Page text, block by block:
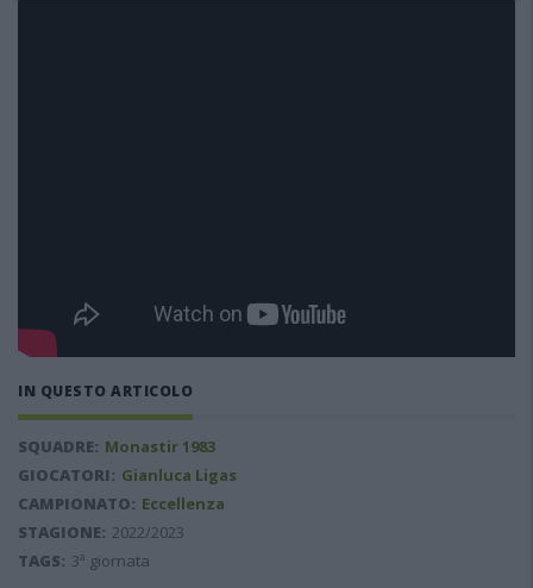
IN QUESTO ARTICOLO
SQUADRE: Monastir 1983
GIOCATORI: Gianluca Ligas
CAMPIONATO: Eccellenza
STAGIONE: 2022/2023
TAGS: 3ª giornata